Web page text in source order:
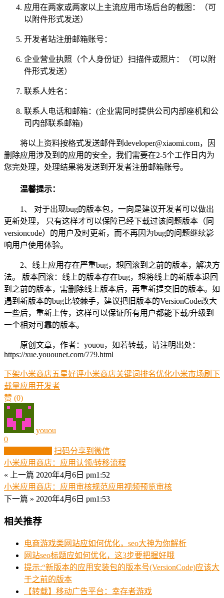
应用在两家或两家以上主流应用市场后台的截图：（可
以附件形式发送）
开发者站注册邮箱账号：
企业营业执照（个人身份证）扫描件或照片：（可以附
件形式发送）
联系人姓名：
联系人电话和邮箱：(企业需同时提供公司内部座机和公
司内部联系邮箱)
将以上资料按格式发送邮件到developer@xiaomi.com，因
删除应用涉及到的应用的安全，我们需要在2-5个工作日内为
您完处理，处理结果将发送到开发者注册邮箱账号。
温馨提示：
1、 对于出现bug的版本包，一向是建议开发者可以做出
更新处理， 只有这样才可以保障已经下载过该问题版本（同
versioncode）的用户及时更新，而不再因为bug的问题继续影
响用户使用体验。
2、线上应用存在严重bug，想回滚到之前的版本，解决方
法。 版本回滚：线上的版本存在bug，想将线上的新版本退回
到之前的版本，需删除线上版本后，再重新提交旧的版本。如
遇到新版本的bug比较棘手，建议把旧版本的VersionCode改大
一些后，重新上传，这样可以保证所有用户都能下载/升级到
一个相对可靠的版本。
原创文章，作者：youou，如若转载，请注明出处：
https://xue.youounet.com/779.html
下架小米商店五星好评小米商店关键词排名优化小米市场刷下
载量应用开发者
赞 (0)
youou
0
扫码分享到微信
小米应用商店：应用认领/转移流程
« 上一篇 2020年4月6日 pm1:52
小米应用商店：应用审核规范应用视频预览审核
下一篇 » 2020年4月6日 pm1:53
相关推荐
电商游戏类网站应如何优化，seo大神为你解析
网站seo标题应如何优化，这3步要把握好哦
提示:“新版本的应用安装包的版本号(VersionCode)应该大
于之前的版本
【转载】移动广告平台：幸存者游戏